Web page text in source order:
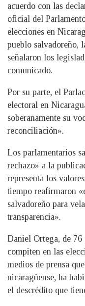
acuerdo con las
oficial del
elecciones en
pueblo salvadoreño,
señalaron los
comunicado.
Por su parte, el
electoral en
soberanamente su
reconciliación».
Los parlamentarios
rechazo» a la
representa los
tiempo reafirmaron
salvadoreño para
transparencia».
Daniel Ortega, de 76
compiten en las
medios de prensa
nicaragüense, ha
el descrédito que